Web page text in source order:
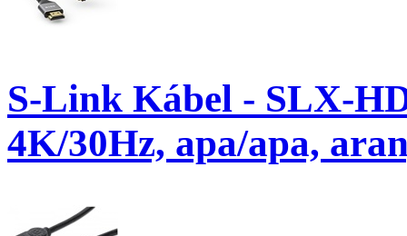
S-Link Kábel - SLX-
4K/30Hz, apa/apa,